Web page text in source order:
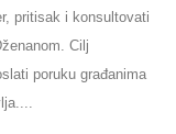
pritisak i konsultovati
Cilj
poruku građanima